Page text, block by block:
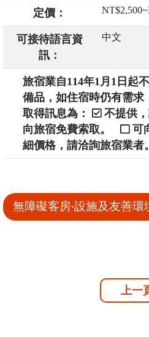
定價：
可接待語言資
訊：
中文
旅宿業自114年1月1日起
備品，如住宿時仍有需求
取得訊息為：
不提供
向旅宿免費索取。
可
細價格，請洽詢旅宿業者。
無障礙客房‧設施及友善環
上一